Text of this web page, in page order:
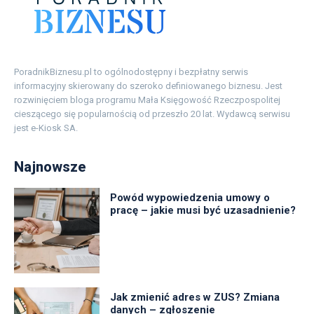
PoradnikBiznesu.pl to ogólnodostępny i bezpłatny serwis
informacyjny skierowany do szeroko definiowanego biznesu. Jest
rozwinięciem bloga programu Mała Księgowość Rzeczpospolitej
cieszącego się popularnością od przeszło 20 lat. Wydawcą serwisu
jest e-Kiosk SA.
Najnowsze
Powód wypowiedzenia umowy o
pracę – jakie musi być uzasadnienie?
Jak zmienić adres w ZUS? Zmiana
danych – zgłoszenie